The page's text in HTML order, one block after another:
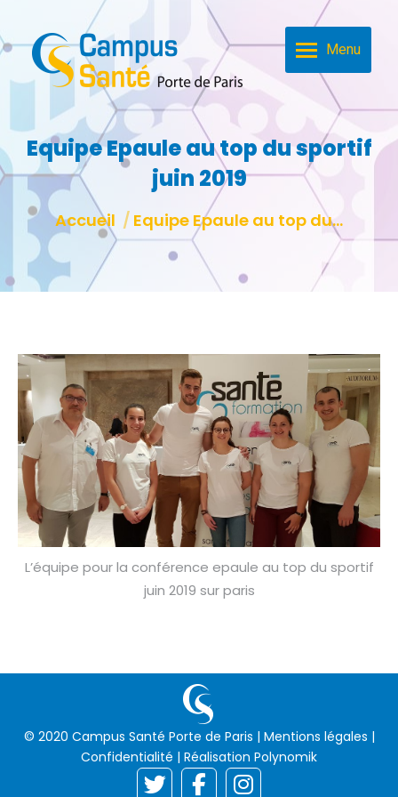
Menu
Equipe Epaule au top du sportif
juin 2019
Vous êtes ici :
Accueil Equipe Epaule au top du…
L’équipe pour la conférence epaule au top du sportif
juin 2019 sur paris
© 2020 Campus Santé Porte de Paris | Mentions légales |
Confidentialité | Réalisation Polynomik